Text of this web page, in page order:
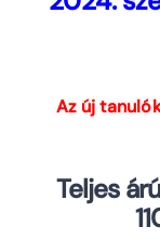
Az új
Teljes